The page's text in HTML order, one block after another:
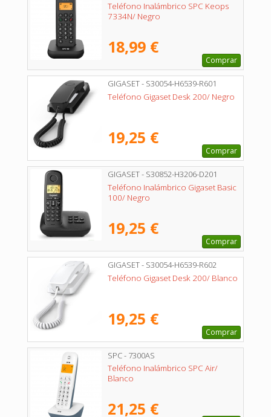
Teléfono Inalámbrico SPC Keops
7334N/ Negro
18,99 €
Comprar
GIGASET - S30054-H6539-R601
Teléfono Gigaset Desk 200/ Negro
19,25 €
Comprar
GIGASET - S30852-H3206-D201
Teléfono Inalámbrico Gigaset Basic
100/ Negro
19,25 €
Comprar
GIGASET - S30054-H6539-R602
Teléfono Gigaset Desk 200/ Blanco
19,25 €
Comprar
SPC - 7300AS
Teléfono Inalámbrico SPC Air/
Blanco
21,25 €